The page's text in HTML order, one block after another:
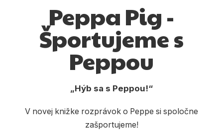
Počítače
Populárno - náučné pre deti
Výchova a pedagogika
Peppa Pig -
Športujeme s
Peppou
Hýb sa s Peppou!
V novej knižke rozprávok o Peppe si spoločne
zašportujeme!